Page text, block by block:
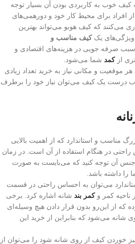
کیف خوب به کاربردی بودن آن بسیار توجه
افراد برای محیط کار خود و دورهمی‌های
می‌کنند که کیف هوبو می‌تواند بهترین
ویژگی‌های یک کیف مناسب و
صرفه جویی در هزینه‌های اقتصادی و
از کمد شما می‌شود.
موقعیت و مکانی نیاز به خرید تعداد زیادی
درست یک کیف می‌توان نیاز خود را برطرف
مناسب و استاندارد که از اهمیت بالایی
در هنگام استفاده از آن است. در زمان
جنس آن توجه کنید که می‌بایست به صورت
را داشته باشد.
می‌توان به احساس راحتی در قسمت
ناحیه کمر وکمر بند شانه اشاره کرد. برخی
که از این‌رو بدون قرار دادن هیچ وسیله‌ای
شانه می‌شود که بنابراین از خرید این
خوردن کیف از روی شانه شود را می‌توان از